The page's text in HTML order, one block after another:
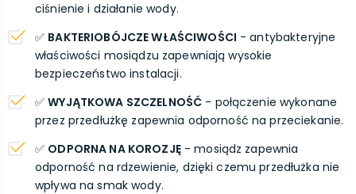
ciśnienie i działanie wody.
✅ BAKTERIOBÓJCZE WŁAŚCIWOŚCI - antybakteryjne
właściwości mosiądzu zapewniają wysokie
bezpieczeństwo instalacji.
✅WYJĄTKOWA SZCZELNOŚĆ - połączenie wykonane
przez przedłużkę zapewnia odporność na przeciekanie.
✅ ODPORNA NA KOROZJĘ- mosiądz zapewnia
odporność na rdzewienie, dzięki czemu przedłużka nie
wpływa na smak wody.